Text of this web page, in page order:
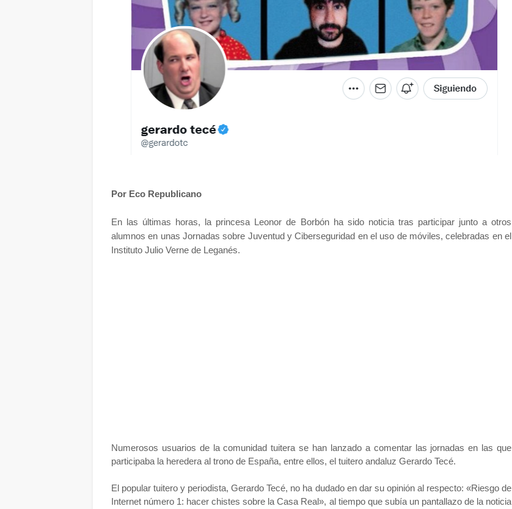
Por Eco Republicano
En las últimas horas, la princesa Leonor de Borbón ha sido noticia tras participar junto a otros
alumnos en unas Jornadas sobre Juventud y Ciberseguridad en el uso de móviles, celebradas en el
Instituto Julio Verne de Leganés.
Numerosos usuarios de la comunidad tuitera se han lanzado a comentar las jornadas en las que
participaba la heredera al trono de España, entre ellos, el tuitero andaluz Gerardo Tecé.
El popular tuitero y periodista, Gerardo Tecé, no ha dudado en dar su opinión al respecto: «Riesgo de
Internet número 1: hacer chistes sobre la Casa Real», al tiempo que subía un pantallazo de la noticia